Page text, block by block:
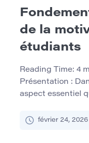
malgré cette […]
de la
étudiants
Reading Time: 4
Présentation :
aspect essentiel
moteur de
février 24, 2026